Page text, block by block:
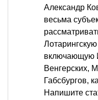
Александр
весьма
включающую
Венгерских,
Габсбургов,
Напишите